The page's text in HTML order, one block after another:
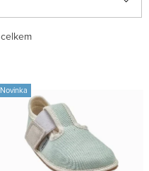
Novinka